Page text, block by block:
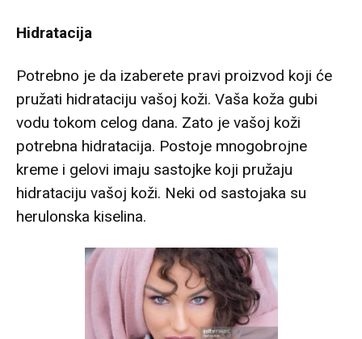
Hidratacija
Potrebno je da izaberete pravi proizvod koji će
pružati hidrataciju vašoj koži. Vaša koža gubi
vodu tokom celog dana. Zato je vašoj koži
potrebna hidratacija. Postoje mnogobrojne
kreme i gelovi imaju sastojke koji pružaju
hidrataciju vašoj koži. Neki od sastojaka su
herulonska kiselina.